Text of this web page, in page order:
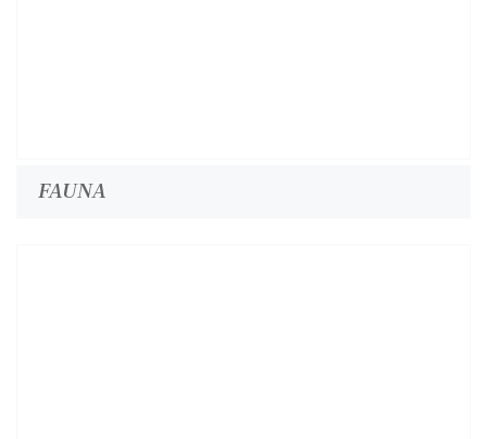
FAUNA